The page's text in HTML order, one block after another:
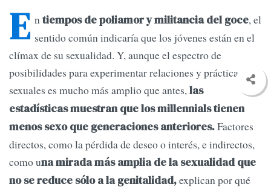
E ntiempos de poliamor y militancia del goce, el
sentido común indicaría que los jóvenes están en el
clímax de su sexualidad. Y, aunque el espectro de
posibilidades para experimentar relaciones y prácticas
sexuales es mucho más amplio que antes,las
estadísticas muestran que los millennials tienen
menos sexo que generaciones anteriores.Factores
directos, como la pérdida de deseo o interés, e indirectos,
como una mirada más amplia de la sexualidad que
no se reduce sólo a la genitalidad,explican por qué